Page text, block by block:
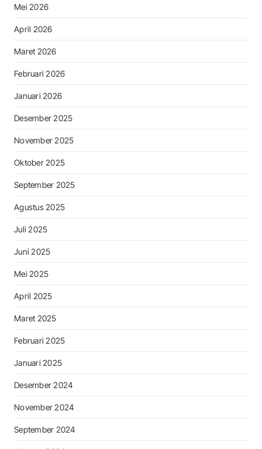
Mei 2026
April 2026
Maret 2026
Februari 2026
Januari 2026
Desember 2025
November 2025
Oktober 2025
September 2025
Agustus 2025
Juli 2025
Juni 2025
Mei 2025
April 2025
Maret 2025
Februari 2025
Januari 2025
Desember 2024
November 2024
September 2024